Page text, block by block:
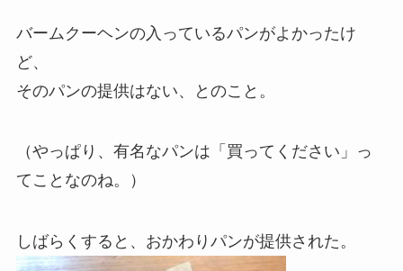
バームクーヘンの入っているパンがよかったけ
ど、
そのパンの提供はない、とのこと。
（やっぱり、有名なパンは「買ってください」っ
てことなのね。）
しばらくすると、おかわりパンが提供された。